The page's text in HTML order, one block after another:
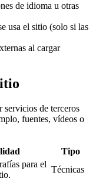
de idioma u otras
usa el sitio (solo si las
al cargar
servicios de terceros
fuentes, vídeos o
Tipo
para el
Técnicas